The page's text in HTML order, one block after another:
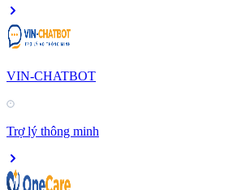
VIN-CHATBOT
Trợ lý thông minh